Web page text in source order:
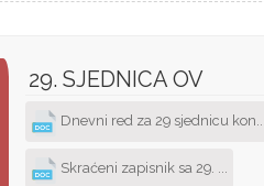
29. SJEDNICA OV
Dnevni red za 29 sjednicu kon...
Skraćeni zapisnik sa 29. ...